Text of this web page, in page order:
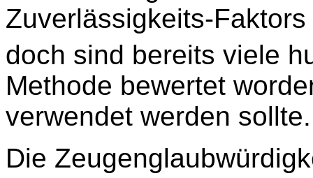
Zuverlässigkeits-Faktors
doch sind bereits viele
Methode bewertet
verwendet werden sollte.
Die